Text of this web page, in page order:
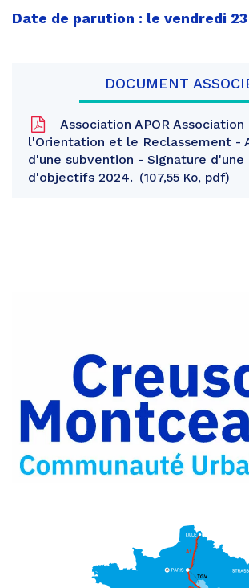
Date de parution : le vendredi
DOCUMENT
Association APOR Association
l'Orientation et le Reclassement -
d'une subvention - Signature d'une
d'objectifs 2024.
107,55 Ko, pdf
Facebook
Partager
Twitter
Partager
par
e-
mail